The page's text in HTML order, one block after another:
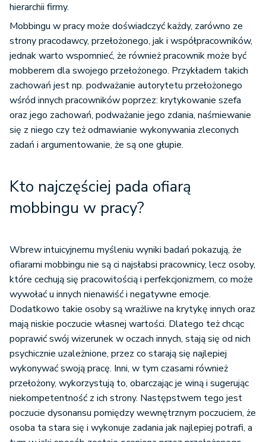
hierarchii firmy.
Mobbingu w pracy może doświadczyć każdy, zarówno ze
strony pracodawcy, przełożonego, jak i współpracowników,
jednak warto wspomnieć, że również pracownik może być
mobberem dla swojego przełożonego. Przykładem takich
zachowań jest np. podważanie autorytetu przełożonego
wśród innych pracowników poprzez: krytykowanie szefa
oraz jego zachowań, podważanie jego zdania, naśmiewanie
się z niego czy też odmawianie wykonywania zleconych
zadań i argumentowanie, że są one głupie.
Kto najczęściej pada ofiarą
mobbingu w pracy?
Wbrew intuicyjnemu myśleniu wyniki badań pokazują, że
ofiarami mobbingu nie są ci najsłabsi pracownicy, lecz osoby,
które cechują się pracowitością i perfekcjonizmem, co może
wywołać u innych nienawiść i negatywne emocje.
Dodatkowo takie osoby są wrażliwe na krytykę innych oraz
mają niskie poczucie własnej wartości. Dlatego też chcąc
poprawić swój wizerunek w oczach innych, stają się od nich
psychicznie uzależnione, przez co starają się najlepiej
wykonywać swoją pracę. Inni, w tym czasami również
przełożony, wykorzystują to, obarczając je winą i sugerując
niekompetentność z ich strony. Następstwem tego jest
poczucie dysonansu pomiędzy wewnętrznym poczuciem, że
osoba ta stara się i wykonuje zadania jak najlepiej potrafi, a